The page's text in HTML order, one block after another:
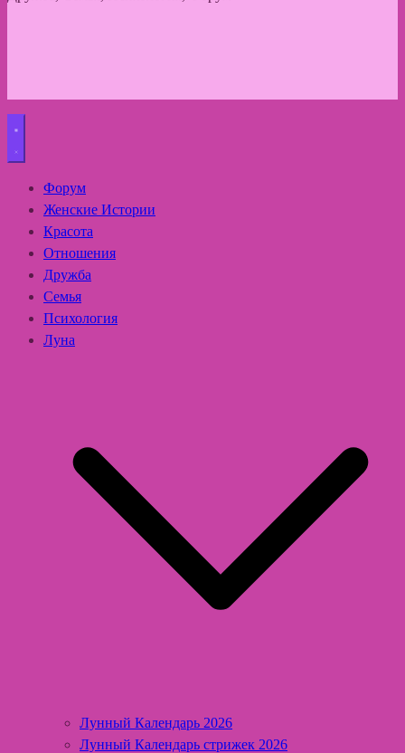
Форум
Женские Истории
Красота
Отношения
Дружба
Семья
Психология
Луна
Лунный Календарь 2026
Лунный Календарь стрижек 2026